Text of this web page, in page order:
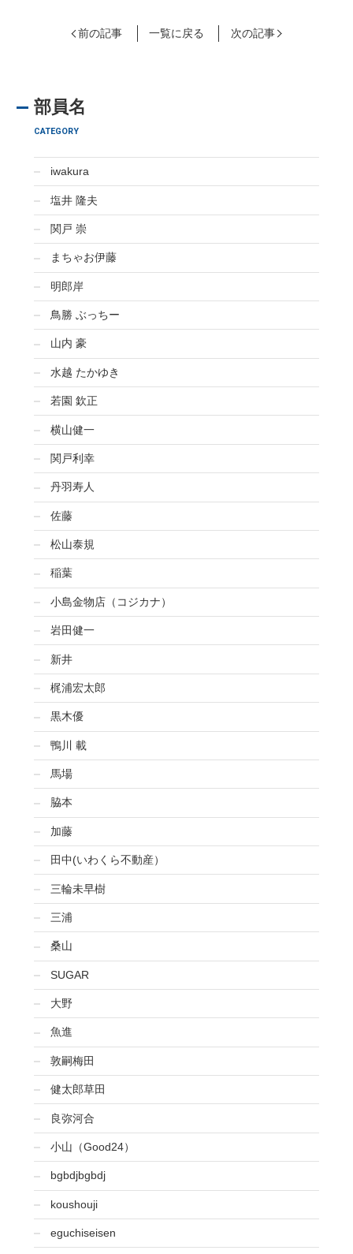
前の記事 一覧に戻る 次の記事
部員名
CATEGORY
iwakura
塩井 隆夫
関戸 崇
まちゃお伊藤
明郎岸
鳥勝 ぶっちー
山内 豪
水越 たかゆき
若園 欽正
横山健一
関戸利幸
丹羽寿人
佐藤
松山泰規
稲葉
小島金物店（コジカナ）
岩田健一
新井
梶浦宏太郎
黒木優
鴨川 載
馬場
脇本
加藤
田中(いわくら不動産）
三輪未早樹
三浦
桑山
SUGAR
大野
魚進
敦嗣梅田
健太郎草田
良弥河合
小山（Good24）
bgbdjbgbdj
koushouji
eguchiseisen